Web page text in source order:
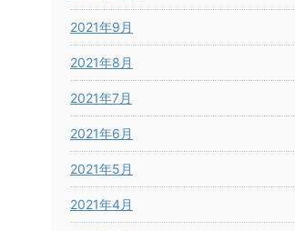
2021年9月
2021年8月
2021年7月
2021年6月
2021年5月
2021年4月